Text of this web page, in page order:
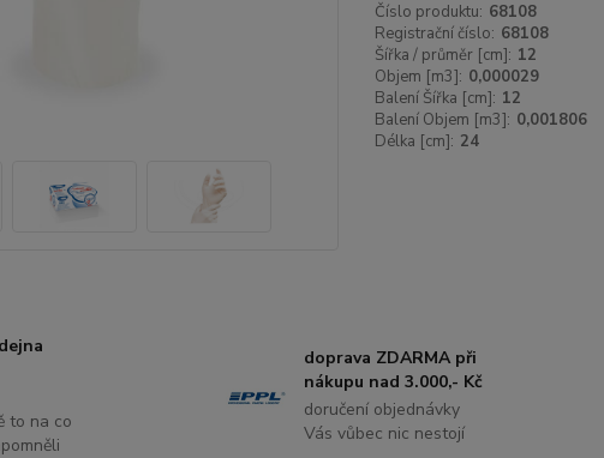
Číslo produktu: 68108
Registrační číslo: 68108
Šířka / průměr [cm]: 12
Objem [m3]: 0,000029
Balení Šířka [cm]: 12
Balení Objem [m3]: 0,001806
Délka [cm]: 24
to na co
doprava ZDARMA při
nákupu nad 3.000,- Kč
doručení objednávky
Vás vůbec nic nestojí